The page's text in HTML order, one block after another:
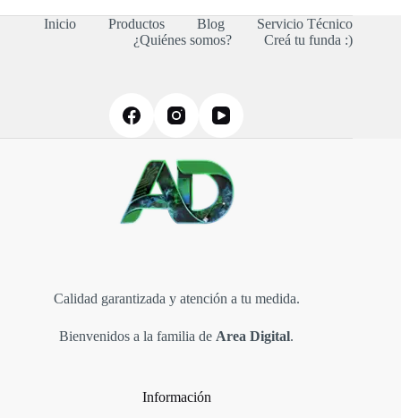
Inicio Productos Blog
Servicio Técnico
¿Quiénes somos?
Creá tu funda :)
Calidad garantizada y atención a tu medida.
Bienvenidos a la familia de Area Digital.
Información